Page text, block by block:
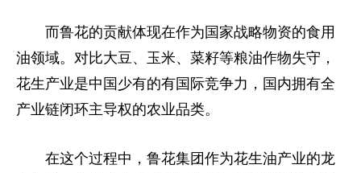
而鲁花的贡献体现在作为国家战略物资的食用
油领域。对比大豆、玉米、菜籽等粮油作物失守，
花生产业是中国少有的有国际竞争力，国内拥有全
产业链闭环主导权的农业品类。
在这个过程中，鲁花集团作为花生油产业的龙